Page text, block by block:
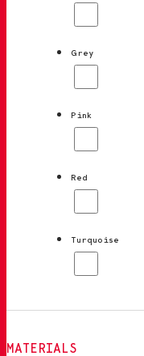
Grey
Pink
Red
Turquoise
MATERIALS